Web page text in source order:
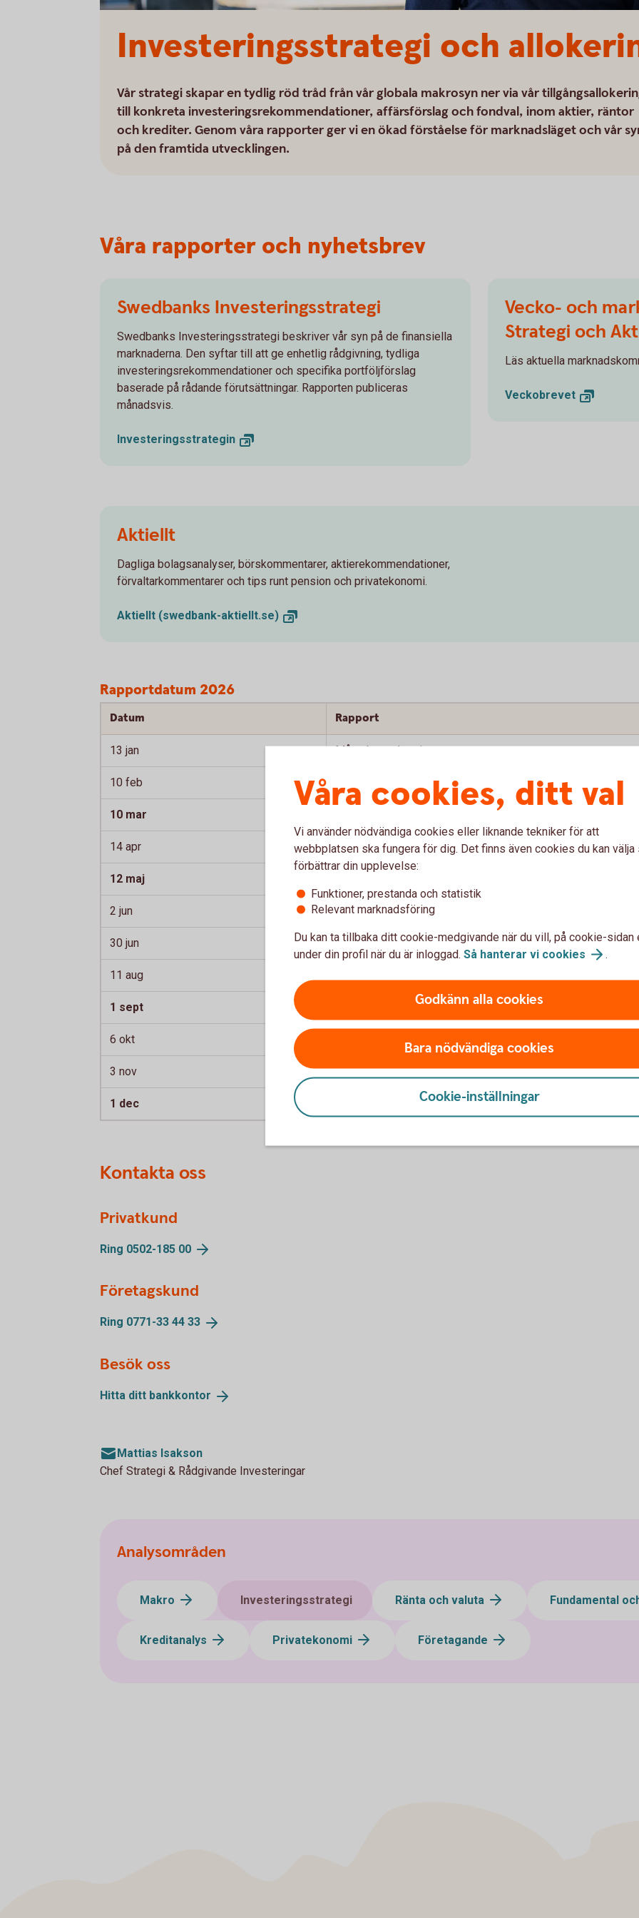
Investeringsstrategi och
Vår strategi skapar en tydlig röd tråd från vår globala makrosyn ner via vår
till konkreta investeringsrekommendationer, affärsförslag och fondval, inom aktier, räntor
och krediter. Genom våra rapporter ger vi en ökad förståelse för marknadsläget och vår
på den framtida utvecklingen.
Våra rapporter och nyhetsbrev
Swedbanks Investeringsstrategi
Swedbanks Investeringsstrategi beskriver vår syn på de finansiella
marknaderna. Den syftar till att ge enhetlig rådgivning, tydliga
investeringsrekommendationer och specifika portföljförslag
baserade på rådande förutsättningar. Rapporten publiceras
månadsvis.
Investeringsstrategin
Vecko- och
Strategi och
Läs aktuella
Veckobrevet
Aktiellt
Dagliga bolagsanalyser, börskommentarer, aktierekommendationer,
förvaltarkommentarer och tips runt pension och privatekonomi.
Aktiellt (swedbank-aktiellt.se)
Rapportdatum 2026
Datum Rapport
13 jan Månadsuppdatering
10 feb Månadsuppdatering
10 mar
14 apr Månadsuppdatering
12 maj
2 jun Månadsuppdatering
30 jun Månadsuppdatering
11 aug
1 sept Investeringsstrategi
6 okt
3 nov Månadsuppdatering
1 dec Investeringsstrategi
Kontakta oss
Privatkund
Ring 0502-185 00
Företagskund
Ring 0771-33 44 33
Besök oss
Hitta ditt bankkontor
Mattias Isakson
Chef Strategi & Rådgivande Investeringar
Analysområden
Makro Investeringsstrategi Ränta och valuta Fundamental
Kreditanalys Privatekonomi Företagande
Våra cookies, ditt val
Vi använder nödvändiga cookies eller liknande tekniker för att
webbplatsen ska fungera för dig. Det finns även cookies du kan välja
förbättrar din upplevelse:
Funktioner, prestanda och statistik
Relevant marknadsföring
Du kan ta tillbaka ditt cookie-medgivande när du vill, på cookie-sidan
under din profil när du är inloggad. Så hanterar vi cookies .
Godkänn alla cookies
Bara nödvändiga cookies
Cookie-inställningar